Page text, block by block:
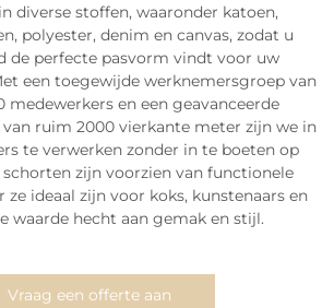
diverse stoffen, waaronder katoen,
polyester, denim en canvas, zodat u
de perfecte pasvorm vindt voor uw
een toegewijde werknemersgroep van
medewerkers en een geavanceerde
ruim 2000 vierkante meter zijn we in
te verwerken zonder in te boeten op
zijn voorzien van functionele
ze ideaal zijn voor koks, kunstenaars en
waarde hecht aan gemak en stijl.
Vraag een offerte aan